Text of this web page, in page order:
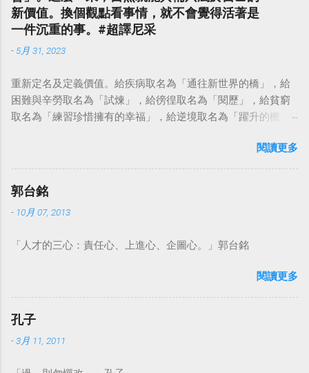
新價值。換個觀點看事情，就不會覺得活著是
一件沉重的事。#超譯尼采
- 5月 31, 2023
重新定名及定義價值。給疾病取名為「通往新世界的橋」，給
困難與辛勞取名為「試煉」，給徬徨取名為「閱歷」，給貧窮
取名為「練習珍惜擁有的幸福」，給逆境取名為「躍升的機
點看事情，就不會覺得活著是一件沉重的事。#超譯尼采 — 中
華名言 - Chinese Quotes (@chinese_quotes) May 23, 2023
閱讀更多
郭台銘
- 10月 07, 2013
「人才的三心：責任心、上進心、企圖心。」郭台銘
閱讀更多
孔子
-3月 11, 2011